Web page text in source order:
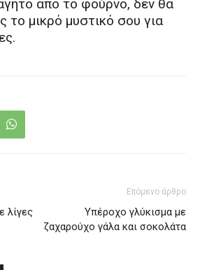
από το φούρνο, δεν θα
το μικρό μυστικό σου για
λίγες
Επόμενο άρθρο
Υπέροχο γλύκισμα με
ζαχαρούχο γάλα και σοκολάτα